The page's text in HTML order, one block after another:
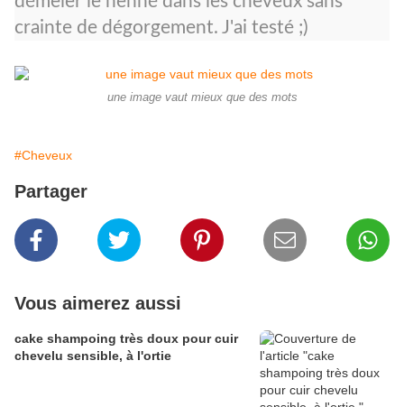
crainte de dégorgement. J'ai testé ;)
une image vaut mieux que des mots
#Cheveux
Partager
Vous aimerez aussi
cake shampoing très doux pour cuir
chevelu sensible, à l'ortie